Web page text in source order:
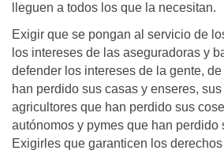
lleguen a todos los que la necesitan.
Exigir que se pongan al servicio de
los intereses de las aseguradoras y
defender los intereses de la gente,
han perdido sus casas y enseres,
agricultores que han perdido sus
autónomos y pymes que han
Exigirles que garanticen los